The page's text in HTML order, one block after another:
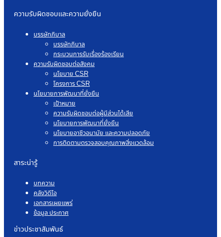
ความรับผิดชอบและความยั่งยืน
บรรษัทภิบาล
บรรษัทภิบาล
กระบวนการรับเรื่องร้องเรียน
ความรับผิดชอบต่อสังคม
นโยบาย CSR
โครงการ CSR
นโยบายการพัฒนาที่ยั่งยืน
เป้าหมาย
ความรับผิดชอบต่อผู้มีส่วนได้เสีย
นโยบายการพัฒนาที่ยั่งยืน
นโยบายอาชีวอนามัย และความปลอดภัย
การติดตามตรวจสอบคุณภาพสิ่งแวดล้อม
สาระน่ารู้
บทความ
คลังวิดีโอ
เอกสารเผยแพร่
ข้อมูล ประกาศ
ข่าวประชาสัมพันธ์